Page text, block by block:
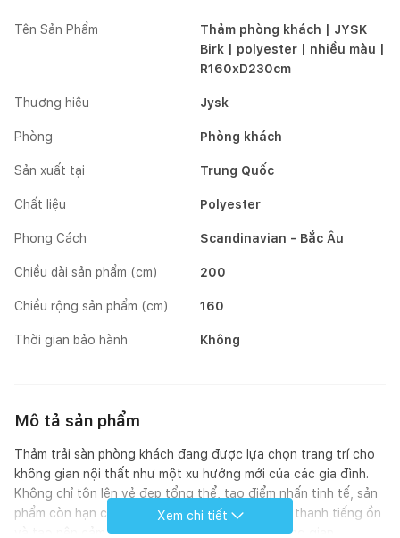
Tên Sản Phẩm
Thảm phòng khách | JYSK
Birk | polyester | nhiều màu |
R160xD230cm
Thương hiệu Jysk
Phòng Phòng khách
Sản xuất tại Trung Quốc
Chất liệu Polyester
Phong Cách Scandinavian - Bắc Âu
Chiều dài sản phẩm (cm) 200
Chiều rộng sản phẩm (cm) 160
Thời gian bảo hành Không
Mô tả sản phẩm
Thảm trải sàn phòng khách đang được lựa chọn trang trí cho
không gian nội thất như một xu hướng mới của các gia đình.
Không chỉ tôn lên vẻ đẹp tổng thể, tạo điểm nhấn tinh tế, sản
phẩm còn hạn chế sự trơn trượt, giảm thiểu âm thanh tiếng ồn
và tạo nên cảm giác ấm cúng, sạch sẽ cho không gian
Xem chi tiết